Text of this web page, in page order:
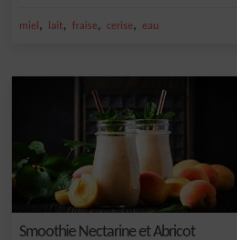
miel , lait, fraise, cerise, eau
Smoothie Nectarine et Abricot